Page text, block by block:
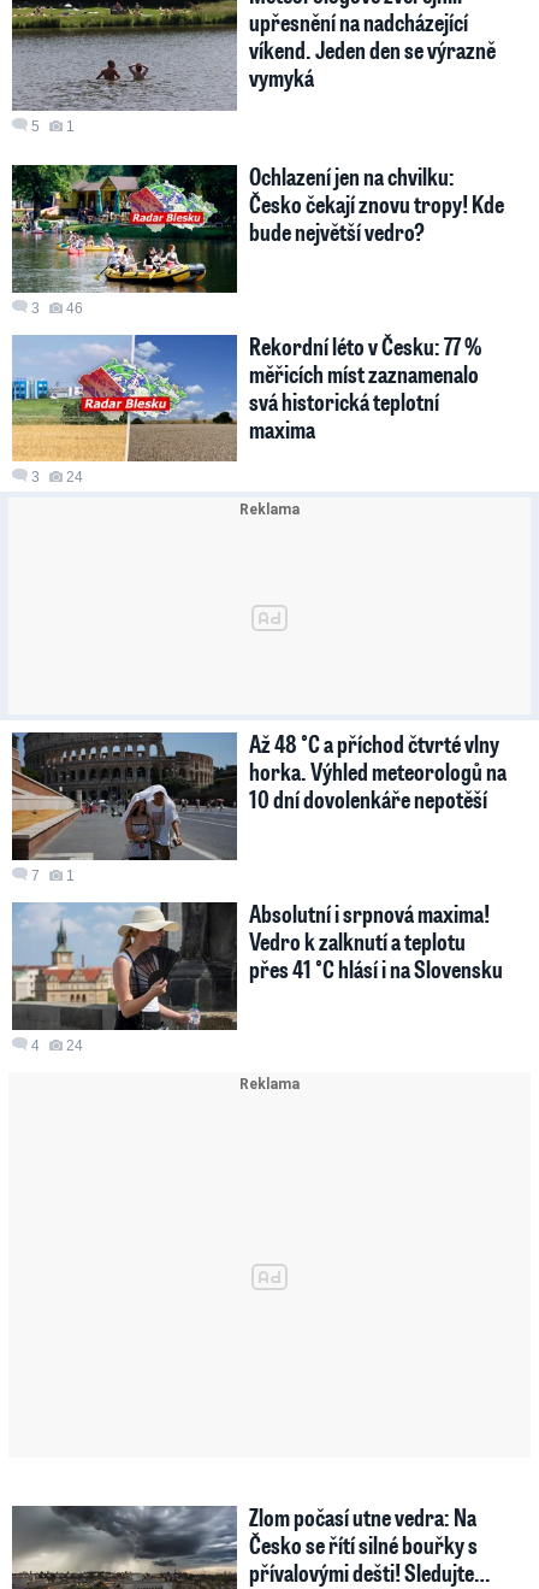
5 1
upřesnění na nadcházející
víkend. Jeden den se výrazně
vymyká
3 46
Ochlazení jen na chvilku:
Česko čekají znovu tropy! Kde
bude největší vedro?
3 24
Rekordní léto v Česku: 77 %
měřicích míst zaznamenalo
svá historická teplotní
maxima
7 1
Až 48 °C a příchod čtvrté vlny
horka. Výhled meteorologů na
10 dní dovolenkáře nepotěší
4 24
Absolutní i srpnová maxima!
Vedro k zalknutí a teplotu
přes 41 °C hlásí i na Slovensku
Zlom počasí utne vedra: Na
Česko se řítí silné bouřky s
přívalovými dešti! Sledujte…